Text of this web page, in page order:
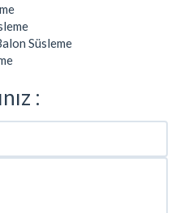
Süsleme
: